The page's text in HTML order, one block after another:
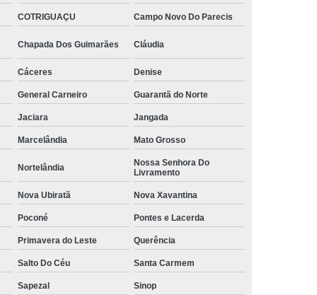
COTRIGUAÇU Campo Novo Do Parecis
Chapada Dos Guimarães Cláudia
Cáceres Denise
General Carneiro Guarantã do Norte
Jaciara Jangada
Marcelândia Mato Grosso
Nortelândia
Nossa Senhora Do
Livramento
Nova Ubiratã Nova Xavantina
Poconé Pontes e Lacerda
Primavera do Leste Querência
Salto Do Céu Santa Carmem
Sapezal Sinop